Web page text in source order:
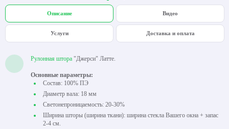
Описание Видео
Услуги Доставка и оплата
Рулонная штора "Джерси" Латте.
Основные параметры:
Состав: 100% ПЭ
Диаметр вала: 18 мм
Светонепроницаемость: 20-30%
Ширина шторы (ширина ткани): ширина стекла Вашего окна + запас
2-4 см.